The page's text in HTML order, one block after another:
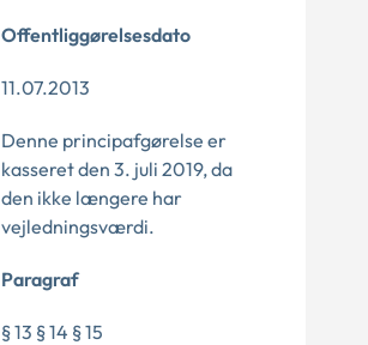
Offentliggørelsesdato
11.07.2013
Denne principafgørelse er
kasseret den 3. juli 2019, da
den ikke længere har
vejledningsværdi.
Paragraf
§ 13 § 14 § 15